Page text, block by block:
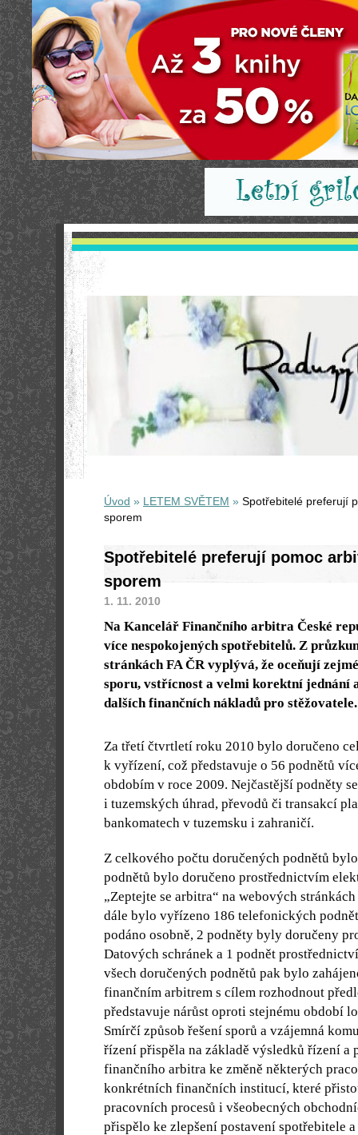
Úvod » LETEM SVĚTEM » Spotřebitelé preferují
sporem
Spotřebitelé preferují pomoc
sporem
1. 11. 2010
Na Kancelář Finančního arbitra České
více nespokojených spotřebitelů. Z
stránkách FA ČR vyplývá, že oceňují
sporu, vstřícnost a velmi korektní jednání
dalších finančních nákladů pro stěžovatele.
Za třetí čtvrtletí roku 2010 bylo doručeno
k vyřízení, což představuje o 56 podnětů
obdobím v roce 2009. Nejčastější podněty
i tuzemských úhrad, převodů či transakcí
bankomatech v tuzemsku i zahraničí.
Z celkového počtu doručených podnětů
podnětů bylo doručeno prostřednictvím
„Zeptejte se arbitra“ na webových stránkách
dále bylo vyřízeno 186 telefonických
podáno osobně, 2 podněty byly doručeny
Datových schránek a 1 podnět
všech doručených podnětů pak bylo
finančním arbitrem s cílem rozhodnout
představuje nárůst oproti stejnému období
Smírčí způsob řešení sporů a vzájemná
řízení přispěla na základě výsledků řízení a
finančního arbitra ke změně některých
konkrétních finančních institucí, které
pracovních procesů i všeobecných
přispělo ke zlepšení postavení spotřebitele